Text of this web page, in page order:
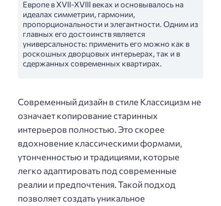
Европе в XVII-XVIII веках и основывалось на
идеалах симметрии, гармонии,
пропорциональности и элегантности. Одним из
главных его достоинств является
универсальность: применить его можно как в
роскошных дворцовых интерьерах, так и в
сдержанных современных квартирах.
Современный дизайн в стиле Классицизм не
означает копирование старинных
интерьеров полностью. Это скорее
вдохновение классическими формами,
утонченностью и традициями, которые
легко адаптировать под современные
реалии и предпочтения. Такой подход
позволяет создать уникальное